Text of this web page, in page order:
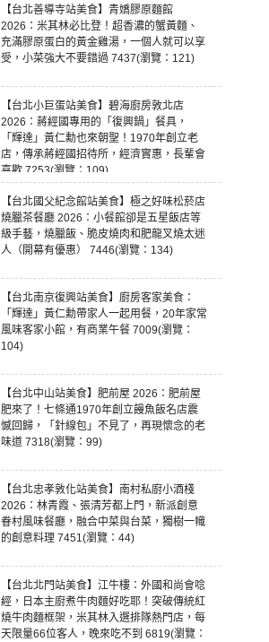
【台北善導寺站美食】青嬌膠原麵館
2026：米其林必比登！超香濃的蟹黃麵、
充滿膠原蛋白的黃金雞湯，一個人就可以享
受，小菜強大不要錯過 7437(瀏覽：121)
【台北小巨蛋站美食】碧海廚房敦北店
2026：蔣經國專用的「復興鍋」餐具，
「輝達」黃仁勳也來朝聖！1970年創立老
店，傳承蔣經國招待所，經濟實惠，長輩會
喜歡 7253(瀏覽：109)
【台北國父紀念館站美食】極之好味松菸店
燒臘茶餐廳 2026：小餐館卻是五星飯店等
級手藝，燒臘飯、脆皮燒肉和肥龍叉燒太迷
人（開幕有優惠） 7446(瀏覽：134)
【台北南京復興站美食】廚房客家美食：
「輝達」黃仁勳帶家人一起用餐，20年家常
風味客家小館，有商業午餐 7009(瀏覽：
104)
【台北中山站美食】肥前屋 2026：肥前屋
肥來了！七條通1970年創立饅魚飯名店震
憾回歸，「針線包」不見了，再現懷念的老
味道 7318(瀏覽：99)
【台北忠孝敦化站美食】南村私廚小酒棧
2026：林青霞、張清芳都上門，新派創意
眷村風味餐廳，融合中菜與台菜，獨樹一幟
的創意料理 7451(瀏覽：44)
【台北北門站美食】江牛樓：外國和尚會唸
經，日本主廚煮牛肉麵好吃耶！突破傳統紅
燒牛肉麵框架，米其林入選排隊熱門店，每
天限量66位客人，晚來吃不到 6819(瀏覽：